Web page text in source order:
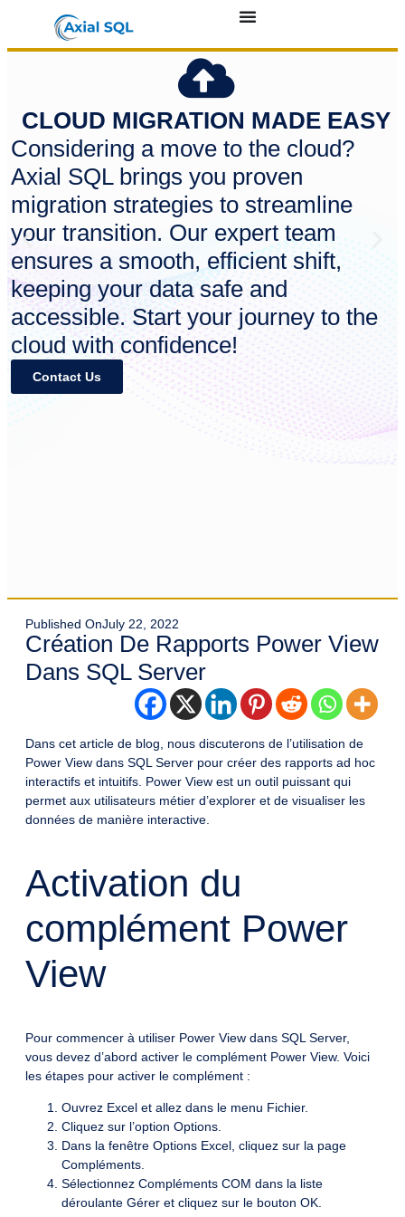
CLOUD MIGRATION MADE EASY
Considering a move to the cloud?
Axial SQL brings you proven
migration strategies to streamline
your transition. Our expert team
ensures a smooth, efficient shift,
keeping your data safe and
accessible. Start your journey to the
cloud with confidence!
Contact Us
Published OnJuly 22, 2022
Création De Rapports Power View
Dans SQL Server
Dans cet article de blog, nous discuterons de l’utilisation de
Power View dans SQL Server pour créer des rapports ad hoc
interactifs et intuitifs. Power View est un outil puissant qui
permet aux utilisateurs métier d’explorer et de visualiser les
données de manière interactive.
Activation du
complément Power
View
Pour commencer à utiliser Power View dans SQL Server,
vous devez d’abord activer le complément Power View. Voici
les étapes pour activer le complément :
Ouvrez Excel et allez dans le menu Fichier.
Cliquez sur l’option Options.
Dans la fenêtre Options Excel, cliquez sur la page
Compléments.
Sélectionnez Compléments COM dans la liste
déroulante Gérer et cliquez sur le bouton OK.